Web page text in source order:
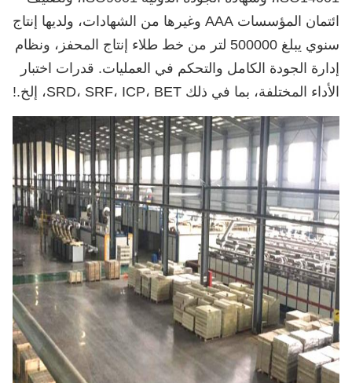
ائتمان المؤسسات AAA وغيرها من الشهادات، ولديها إنتاج
سنوي يبلغ 500000 لتر من خط طلاء إنتاج المحفز، ونظام
إدارة الجودة الكامل والتحكم في العمليات. قدرات اختبار
الأداء المختلفة، بما في ذلك SRD، SRF، ICP، BET، إلخ.
!